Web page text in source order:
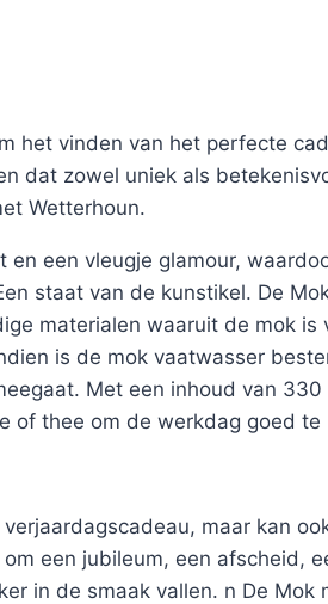
het vinden van het perfecte
dat zowel uniek als
Wetterhoun.
een vleugje glamour,
staat van de kunstikel. De
materialen waaruit de mok is
is de mok vaatwasser
Met een inhoud van
of thee om de werkdag goed te
maar kan
een jubileum, een afscheid,
in de smaak vallen. n De Mok